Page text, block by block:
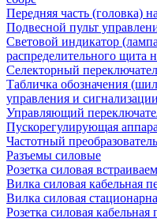
Передняя часть (головка)
Подвесной пульт
Световой индикатор
распределительного щита
Селекторный
Табличка обозначения
управления и сигнализации
Управляющий
Пускорегулирующая
Частотный
Разъемы силовые
Розетка силовая
Вилка силовая кабельная
Вилка силовая
Розетка силовая кабельная